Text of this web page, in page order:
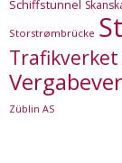
Schiffstunnel
Storstrømbrücke
Trafikverket
Züblin AS